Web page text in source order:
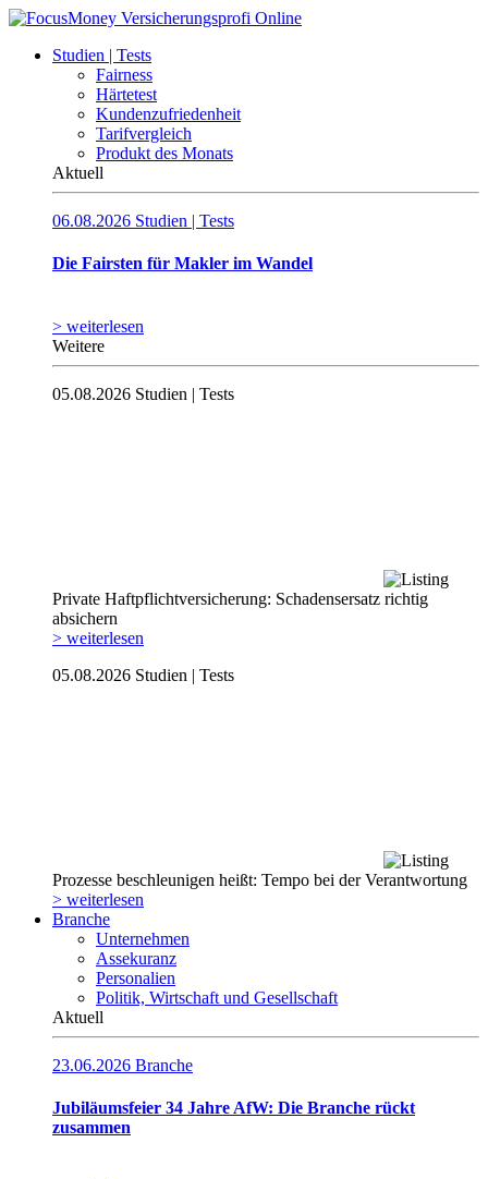
Studien | Tests
Fairness
Härtetest
Kundenzufriedenheit
Tarifvergleich
Produkt des Monats
Aktuell
06.08.2026 Studien | Tests
Die Fairsten für Makler im Wandel
> weiterlesen
Weitere
05.08.2026 Studien | Tests
Private Haftpflicht­versicherung: Schadensersatz richtig
absichern
> weiterlesen
05.08.2026 Studien | Tests
Prozesse beschleunigen heißt: Tempo bei der Verantwortung
> weiterlesen
Branche
Unternehmen
Assekuranz
Personalien
Politik, Wirtschaft und Gesellschaft
Aktuell
23.06.2026 Branche
Jubiläumsfeier 34 Jahre AfW: Die Branche rückt
zusammen